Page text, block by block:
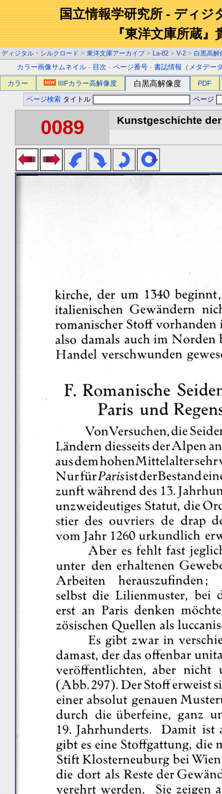
国立情報学研究所 - ディジ
『東洋文庫所蔵』
ディジタル・シルクロード > 東洋文庫アーカイブ > La-82 > V-2 > 白黒高解
カラー画像サムネイル - 目次 -ページ番号 -書誌情報（メタデー
カラー IIIFカラー高解像度 白黒高解像度 PDF
ページ検索 タイトル ページ
0089 Kunstgeschichte